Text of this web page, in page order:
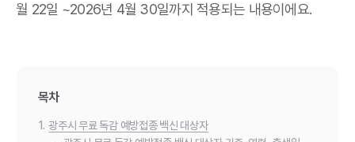
월 22일 ~2026년 4월 30일까지 적용되는 내용이에요.
목차
1. 광주시 무료 독감 예방접종 백신 대상자